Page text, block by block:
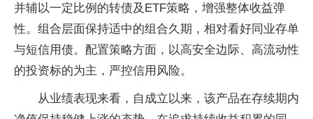
并辅以一定比例的转债及ETF策略，增强整体收益弹
性。组合层面保持适中的组合久期，相对看好同业存单
与短信用债。配置策略方面，以高安全边际、高流动性
的投资标的为主，严控信用风险。
从业绩表现来看，自成立以来，该产品在存续期内